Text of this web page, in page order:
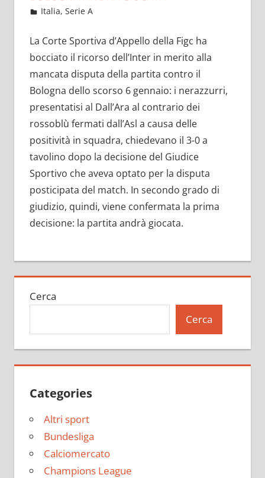
Febbraio 15, 2022
admin
Italia,Serie A
La Corte Sportiva d’Appello della Figc ha
bocciato il ricorso dell’Inter in merito alla
mancata disputa della partita contro il
Bologna dello scorso 6 gennaio: i nerazzurri,
presentatisi al Dall’Ara al contrario dei
rossoblù fermati dall’Asl a causa delle
positività in squadra, chiedevano il 3-0 a
tavolino dopo la decisione del Giudice
Sportivo che aveva optato per la disputa
posticipata del match. In secondo grado di
giudizio, quindi, viene confermata la prima
decisione: la partita andrà giocata.
Cerca
Cerca
Categories
Altri sport
Bundesliga
Calciomercato
Champions League